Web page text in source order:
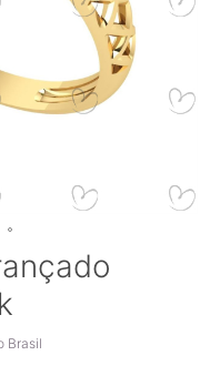
Brasil